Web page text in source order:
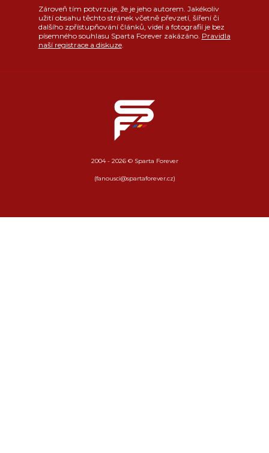
Zároveň tím potvrzuje, že je jeho autorem. Jakékoliv
užití obsahu těchto stránek včetně převzetí, šíření či
dalšího zpřístupňování článků, videí a fotografií je bez
písemného souhlasu Sparta Forever zakázáno. Pravidla
naší registrace a diskuze.
2004 - 2026 © Sparta Forever
(fanousci@spartaforever.cz)